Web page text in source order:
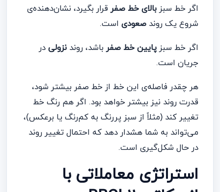
اگر خط سبزبالای خط صفر قرار بگیرد، نشان‌دهنده‌ی
شروع یک روندصعودی است.
اگر خط سبزپایین خط صفر باشد، روندنزولی در
جریان است.
هر چقدر فاصله‌ی این خط از خط صفر بیشتر شود،
قدرت روند نیز بیشتر خواهد بود. اگر هم رنگ خط
تغییر کند (مثلاً از سبز پررنگ به کم‌رنگ یا برعکس)،
می‌تواند به شما هشدار دهد که احتمال تغییر روند
در حال شکل‌گیری است.
استراتژی معاملاتی با